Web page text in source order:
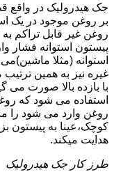
جک هیدرولیک در واقع
بر روغن موجود در یک
روغن غیر قابل تراکم به
پیستون استوانه فشار
استوانه (مثلا
غیره نیز به همین
با بازده بالا صورت می
استفاده می شود که
روغن وارد می شود را
کوچک،عینا به پیستون
هدایت میکند.
طرز کار جک هیدرولیک